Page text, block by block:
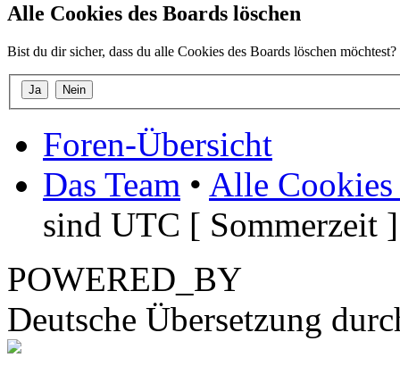
Alle Cookies des Boards löschen
Bist du dir sicher, dass du alle Cookies des Boards löschen möchtest?
Foren-Übersicht
Das Team • Alle Cookies
sind UTC [ Sommerzeit ]
POWERED_BY
Deutsche Übersetzung